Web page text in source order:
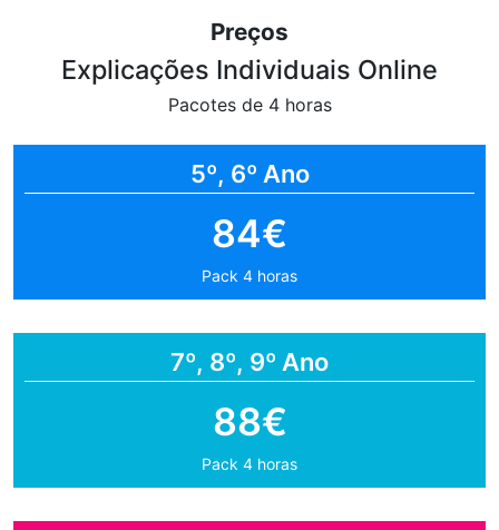
Preços
Explicações Individuais Online
Pacotes de 4 horas
5º, 6º Ano
84€
Pack 4 horas
7º, 8º, 9º Ano
88€
Pack 4 horas